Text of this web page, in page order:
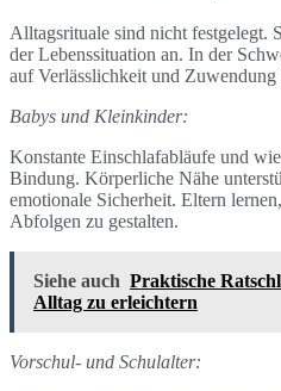
Alltagsrituale sind nicht festgelegt.
der Lebenssituation an. In der
auf Verlässlichkeit und Zuwendung
Babys und Kleinkinder:
Konstante Einschlafabläufe und
Bindung. Körperliche Nähe
emotionale Sicherheit. Eltern
Abfolgen zu gestalten.
Siehe auch Praktische
Alltag zu erleichtern
Vorschul- und Schulalter: